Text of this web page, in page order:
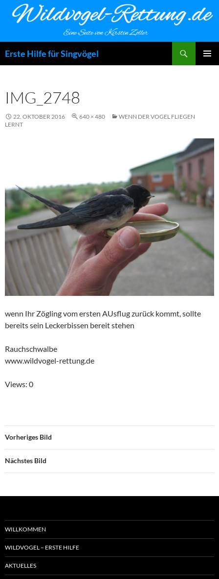
Inhalt
Erste Hilfe für Singvögel
IMG_2748
22. OKTOBER 2016 640 × 480
WENN DER VOGEL FLIEGEN
LERNT
wenn Ihr Zögling vom ersten AUsflug zurück kommt, sollte
bereits sein Leckerbissen bereit stehen
Rauchschwalbe
www.wildvogel-rettung.de
Views: 0
Vorheriges Bild
Nächstes Bild
WILLKOMMEN
WILDVOGEL – ERSTE HILFE
AKTUELLES